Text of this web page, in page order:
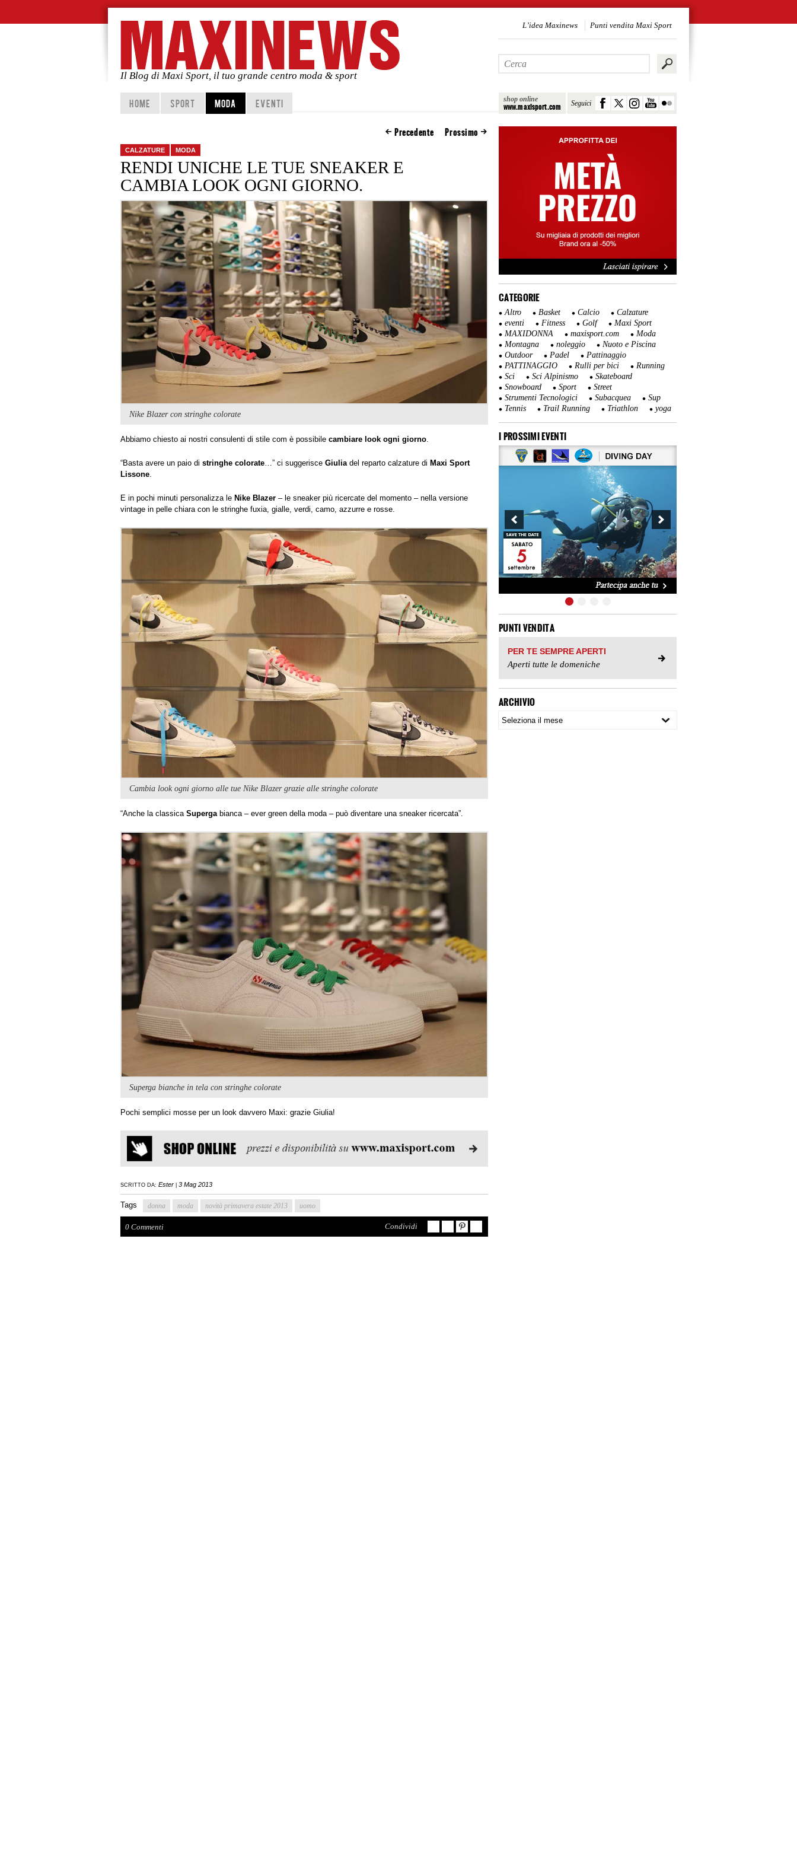
Il Blog di Maxi Sport, il tuo grande centro moda & sport
shop online
www.maxisport.com Seguici
L’idea Maxinews Punti vendita Maxi Sport
Vai al contenuto principale
Vai al contenuto secondario
HOME SPORT MODA EVENTI
Precedente Prossimo
CALZATURE MODA
RENDI UNICHE LE TUE SNEAKER E
CAMBIA LOOK OGNI GIORNO.
Nike Blazer con stringhe colorate
Abbiamo chiesto ai nostri consulenti di stile com è possibile cambiare look ogni giorno.
“Basta avere un paio di stringhe colorate…” ci suggerisce Giuliadel reparto calzature di Maxi Sport
Lissone.
E in pochi minuti personalizza le Nike Blazer – le sneaker più ricercate del momento – nella versione
vintage in pelle chiara con le stringhe fuxia, gialle, verdi, camo, azzurre e rosse.
Cambia look ogni giorno alle tue Nike Blazer grazie alle stringhe colorate
“Anche la classica Supergabianca – ever green della moda – può diventare una sneaker ricercata”.
Superga bianche in tela con stringhe colorate
Pochi semplici mosse per un look davvero Maxi: grazie Giulia!
SCRITTO DA: Ester 3 Mag 2013
Tags donna moda novità primavera estate 2013 uomo
0 Commenti Condividi
CATEGORIE
Altro Basket Calcio
Calzature
eventi
Fitness Golf
Maxi Sport
MAXIDONNA
maxisport.com
Moda
Montagna
noleggio
Nuoto e Piscina
Outdoor
Padel
Pattinaggio
PATTINAGGIO
Rulli per bici
Running
Sci
Sci Alpinismo
Skateboard
Snowboard
Sport
Street
Strumenti Tecnologici
Subacquea
Sup
Tennis
Trail Running Triathlon yoga
I PROSSIMI EVENTI
PUNTI VENDITA
PER TE SEMPRE APERTI
Aperti tutte le domeniche
ARCHIVIO